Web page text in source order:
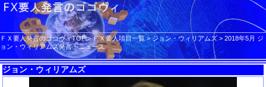
ＦＸ要人発言のゴゴヴィTOP>ＦＸ要人項目一覧>ジョン・ウィリアムズ> 2018年5月 ジ
ョン・ウィリアムズ発言・ニュース
ジョン・ウィリアムズ